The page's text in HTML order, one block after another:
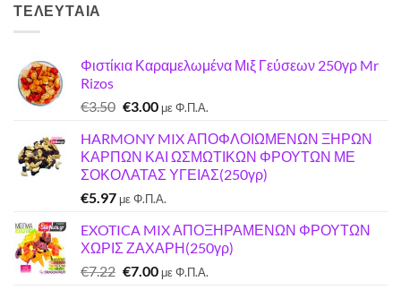
ΤΕΛΕΥΤΑΊΑ
Φιστίκια Καραμελωμένα Μιξ Γεύσεων 250γρ Mr
Rizos
€3.50 Original
was:
€3.50.
€3.00Η
τιμή
είναι:
€3.00.
με Φ.Π.Α.
HARMONY MIX ΑΠΟΦΛΟΙΩΜΕΝΩΝ ΞΗΡΩΝ
ΚΑΡΠΩΝ ΚΑΙ ΩΣΜΩΤΙΚΩΝ ΦΡΟΥΤΩΝ ΜΕ
ΣΟΚΟΛΑΤΑΣ ΥΓΕΙΑΣ(250γρ)
€5.97 με Φ.Π.Α.
EXOTICA MIX ΑΠΟΞΗΡΑΜΕΝΩΝ ΦΡΟΥΤΩΝ
ΧΩΡΙΣ ΖΑΧΑΡΗ(250γρ)
€7.22 Original
€7.00Ημε Φ.Π.Α.